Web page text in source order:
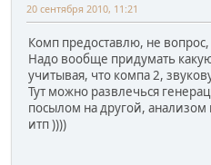
20 сентября 2010, 11:21
Комп предоставлю, не
Надо вообще придумать
учитывая, что компа 2,
Тут можно развлечься
посылом на другой, анализом
итп ))))